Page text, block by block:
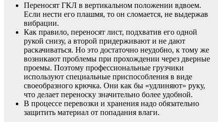
Переносят ГКЛ в вертикальном положении вдвоем.
Если нести его плашмя, то он сломается, не выдержав
вибрации.
Как правило, переносят лист, подхватив его одной
рукой снизу, а второй придерживают и не дают
раскачиваться. Но это достаточно неудобно, к тому же
возникают проблемы при прохождении через дверные
проемы. Поэтому профессиональные грузчики
используют специальные приспособления в виде
своеобразного крючка. Они как бы «удлиняют» руку,
что делает переноску значительно более удобной.
В процессе перевозки и хранения надо обязательно
защитить материал от попадания влаги.